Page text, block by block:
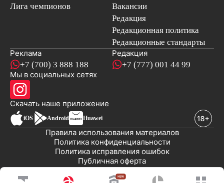
Лига чемпионов
Вакансии
Редакция
Редакционная политика
Редакционные стандарты
Реклама
+7 (700) 3 888 188
Редакция
+7 (777) 001 44 99
Мы в социальных сетях
Скачать наше приложениеновостей
iOS Android Huawei
Публичная оферта
Политика исправления ошибок
Политика конфиденциальности
Правила использования материалов